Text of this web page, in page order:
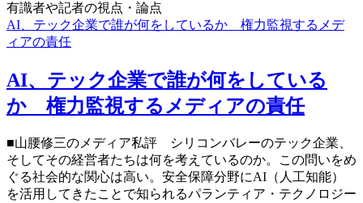
有識者や記者の視点・論点
AI、テック企業で誰が何をしているか 権力監視するメデ
ィアの責任
AI、テック企業で誰が何をしている
か 権力監視するメディアの責任
■山腰修三のメディア私評 シリコンバレーのテック企業、
そしてその経営者たちは何を考えているのか。この問いをめ
ぐる社会的な関心は高い。安全保障分野にAI（人工知能）
を活用してきたことで知られるパランティア・テクノロジー